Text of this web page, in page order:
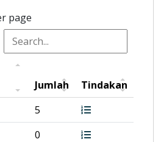
page
Jumlah
Tindakan
5
0